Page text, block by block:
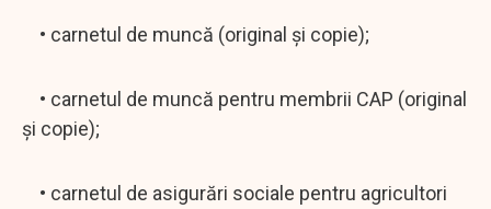
• carnetul de muncă (original şi copie);
• carnetul de muncă pentru membrii CAP (original
şi copie);
• carnetul de asigurări sociale pentru agricultori